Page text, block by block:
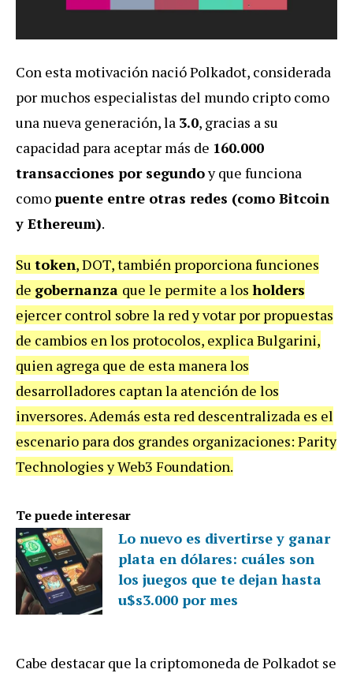
Con esta motivación nació Polkadot, considerada
por muchos especialistas del mundo cripto como
una nueva generación, la 3.0, gracias a su
capacidad para aceptar más de 160.000
transacciones por segundoy que funciona
comopuente entre otras redes (como Bitcoin
y Ethereum).
Su token, DOT, también proporciona funciones
de gobernanza que le permite a los holders
ejercer control sobre la red y votar por propuestas
de cambios en los protocolos, explica Bulgarini,
quien agrega que de esta manera los
desarrolladores captan la atención de los
inversores. Además esta red descentralizada es el
escenario para dos grandes organizaciones: Parity
Technologies y Web3 Foundation.
Te puede interesar
Lo nuevo es divertirse y ganar
plata en dólares: cuáles son
los juegos que te dejan hasta
u$s3.000 por mes
Cabe destacar que la criptomoneda de Polkadot se